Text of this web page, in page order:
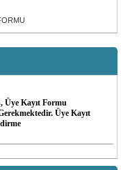
Üye Kayıt Formu
Üye Kayıt
Yada Güncel Olmayan